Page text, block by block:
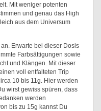
Mit weniger potenten
und genau das High
aus dem Universum
Erwarte bei dieser Dosis
Farbsättigungen sowie
und Klängen. Mit dieser
voll entfalteten Trip
10 bis 11g. Hier werden
wirst gewiss spüren, dass
werden
bis zu 15g kannst Du